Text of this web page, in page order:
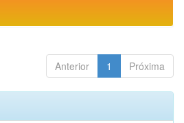
Anterior 1 Próxima